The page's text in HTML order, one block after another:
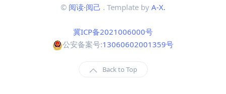
© 阅读·阅己 . Template by A-X.
冀ICP备2021006000号
公安备案号:13060602001359号
Back to Top